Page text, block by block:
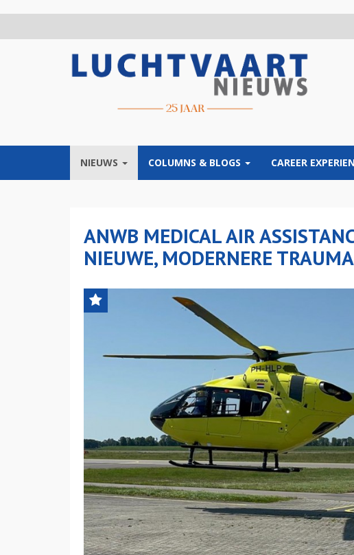
NIEUWS COLUMNS & BLOGS CAREER
ANWB MEDICAL AIR
NIEUWE, MODERNERE